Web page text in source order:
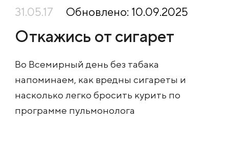
31.05.17 Обновлено: 10.09.2025
Откажись от сигарет
Во Всемирный день без табака
напоминаем, как вредны сигареты и
насколько легко бросить курить по
программе пульмонолога